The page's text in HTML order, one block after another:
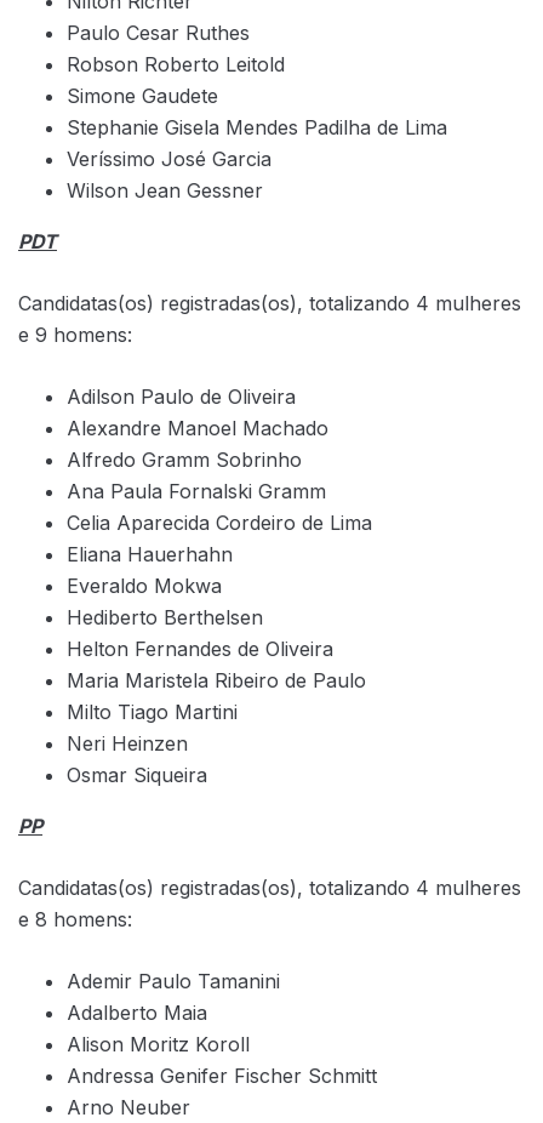
Paulo Cesar Ruthes
Robson Roberto Leitold
Simone Gaudete
Stephanie Gisela Mendes Padilha de Lima
Veríssimo José Garcia
Wilson Jean Gessner
PDT
Candidatas(os) registradas(os), totalizando 4 mulheres
e 9 homens:
Adilson Paulo de Oliveira
Alexandre Manoel Machado
Alfredo Gramm Sobrinho
Ana Paula Fornalski Gramm
Celia Aparecida Cordeiro de Lima
Eliana Hauerhahn
Everaldo Mokwa
Hediberto Berthelsen
Helton Fernandes de Oliveira
Maria Maristela Ribeiro de Paulo
Milto Tiago Martini
Neri Heinzen
Osmar Siqueira
PP
Candidatas(os) registradas(os), totalizando 4 mulheres
e 8 homens:
Ademir Paulo Tamanini
Adalberto Maia
Alison Moritz Koroll
Andressa Genifer Fischer Schmitt
Arno Neuber